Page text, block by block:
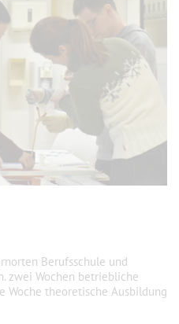
Berufsschule und
zwei Wochen betriebliche
Woche theoretische Ausbildung